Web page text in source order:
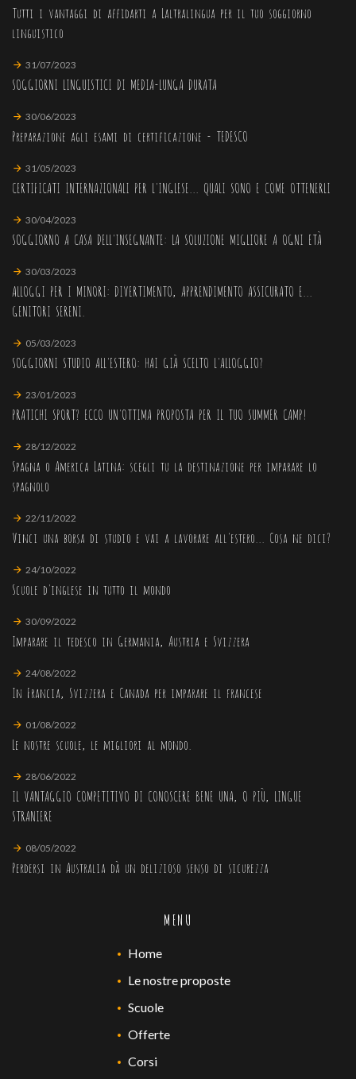
Tutti i vantaggi di affidarti a Laltralingua per il tuo soggiorno
linguistico
31/07/2023
SOGGIORNI LINGUISTICI DI MEDIA-LUNGA DURATA
30/06/2023
Preparazione agli esami di certificazione - TEDESCO
31/05/2023
CERTIFICATI INTERNAZIONALI PER L'INGLESE... QUALI SONO E COME OTTENERLI
30/04/2023
SOGGIORNO A CASA DELL'INSEGNANTE: LA SOLUZIONE MIGLIORE A OGNI ETÀ
30/03/2023
ALLOGGI PER I MINORI: DIVERTIMENTO, APPRENDIMENTO ASSICURATO E...
GENITORI SERENI.
05/03/2023
SOGGIORNI STUDIO ALL'ESTERO: HAI GIÀ SCELTO L'ALLOGGIO?
23/01/2023
PRATICHI SPORT? ECCO UN'OTTIMA PROPOSTA PER IL TUO SUMMER CAMP!
28/12/2022
Spagna o America Latina: scegli tu la destinazione per imparare lo
spagnolo
22/11/2022
Vinci una borsa di studio e vai a lavorare all'estero... Cosa ne dici?
24/10/2022
Scuole d'inglese in tutto il mondo
30/09/2022
Imparare il tedesco in Germania, Austria e Svizzera
24/08/2022
In Francia, Svizzera e Canada per imparare il francese
01/08/2022
Le nostre scuole, le migliori al mondo.
28/06/2022
IL VANTAGGIO COMPETITIVO DI CONOSCERE BENE UNA, O PIÙ, LINGUE
STRANIERE
08/05/2022
Perdersi in Australia dà un delizioso senso di sicurezza
MENU
Home
Le nostre proposte
Scuole
Offerte
Corsi